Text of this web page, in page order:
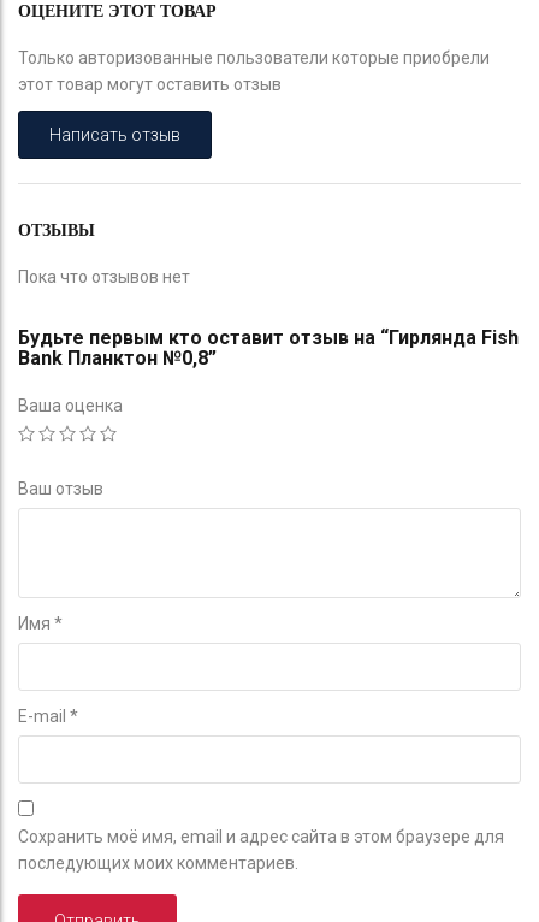
ОЦЕНИТЕ ЭТОТ ТОВАР
Только авторизованные пользователи которые приобрели
этот товар могут оставить отзыв
Написать отзыв
ОТЗЫВЫ
Пока что отзывов нет
Будьте первым кто оставит отзыв на “Гирлянда Fish
Bank Планктон №0,8”
Ваша оценка
Ваш отзыв
Имя *
E-mail *
Сохранить моё имя, email и адрес сайта в этом браузере для
последующих моих комментариев.